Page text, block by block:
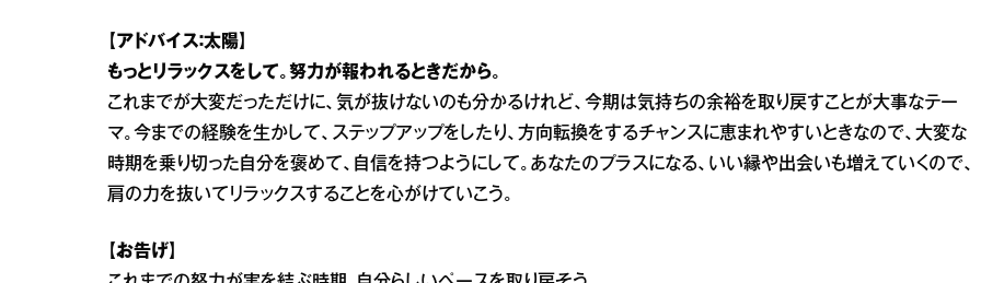
【アドバイス：太陽】
もっとリラックスをして。努力が報われるときだから。
これまでが大変だっただけに、気が抜けないのも分かるけれど、今期は気持ちの余裕を取り戻すことが大事なテー
マ。今までの経験を生かして、ステップアップをしたり、方向転換をするチャンスに恵まれやすいときなので、大変な
時期を乗り切った自分を褒めて、自信を持つようにして。あなたのプラスになる、いい縁や出会いも増えていくので、
肩の力を抜いてリラックスすることを心がけていこう。
【お告げ】